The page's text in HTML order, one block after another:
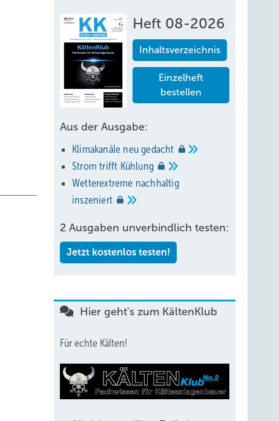
Heft 08-2026
Inhaltsverzeichnis
Einzelheft
bestellen
Aus der Ausgabe:
Klimakanäle neugedacht
Strom trifft Kühlung
Wetterextreme nachhaltig
inszeniert
2 Ausgaben unverbindlich testen:
Jetzt kostenlos testen!
Hier geht's zum KältenKlub
Für echte Kälten!